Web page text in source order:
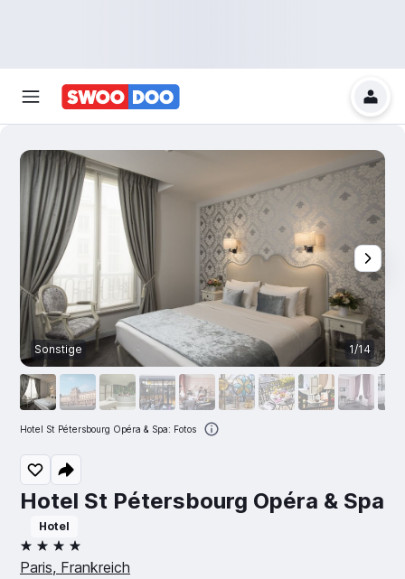
Hotel St Pétersbourg Opéra & Spa
Hotel
4 Sterne
Paris, Frankreich
Sonstige 1/14
Hotel St Pétersbourg Opéra & Spa: Fotos